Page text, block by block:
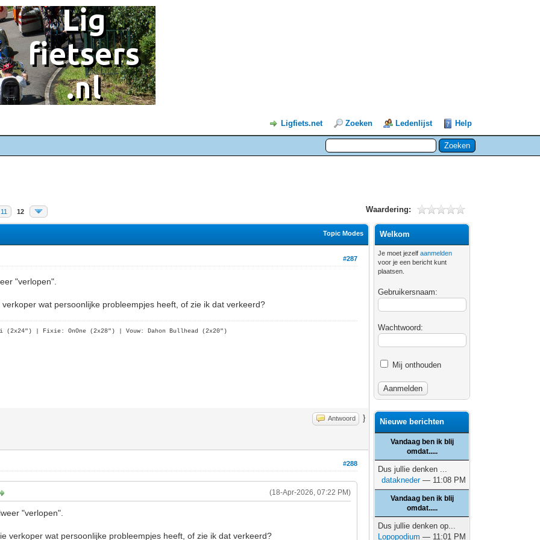
Ligfiets.net Zoeken Ledenlijst Help
11 12 Waardering:
Topic Modes
#287
"verlopen".
wat persoonlijke probleempjes heeft, of zie ik dat verkeerd?
(2x24") | Fixie: OnOne (2x28") | Vouw: Dahon Bullhead (2x20")
Antwoord }
#288
(18-Apr-2026, 07:22 PM)
"verlopen".
verkoper wat persoonlijke probleempjes heeft, of zie ik dat verkeerd?
Welkom
Je moet jezelfaanmelden
voor je een bericht kunt
plaatsen.
Gebruikersnaam:
Wachtwoord:
Mij onthouden
Nieuwe berichten
Vandaag ben ik blij
omdat.....
Dus jullie denken ...
datakneder— 11:08 PM
Vandaag ben ik blij
omdat.....
Dus jullie denken op...
Lopopodium — 11:01 PM